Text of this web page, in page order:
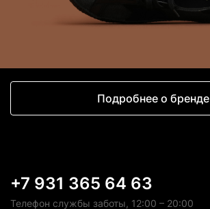
Подробнее о бренде
+7 931 365 64 63
Телефон службы заботы, 12:00 – 20:00